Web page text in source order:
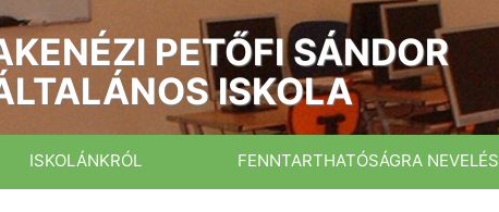
PETŐFI SÁNDOR
ISKOLA
ISKOLÁNKRÓL FENNTARTHATÓSÁGRA NEVELÉS